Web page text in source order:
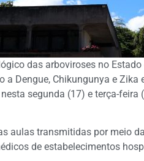
das arboviroses no
a Dengue, Chikungunya e Zika
segunda (17) e terça-feira
aulas transmitidas por meio
de estabelecimentos